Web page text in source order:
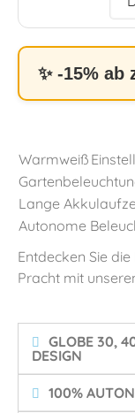
✨ -15% ab
Warmweiß
Lange
Autonome
Entdecken Sie
Pracht mit
GLOBE 30,
DESIGN
100%